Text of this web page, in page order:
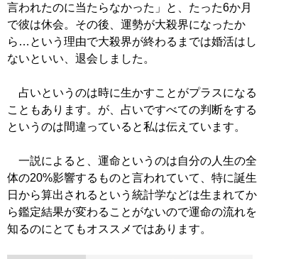
言われたのに当たらなかった」と、たった6か月
で彼は休会。その後、運勢が大殺界になったか
ら…という理由で大殺界が終わるまでは婚活はし
ないといい、退会しました。
占いというのは時に生かすことがプラスになる
こともあります。が、占いですべての判断をする
というのは間違っていると私は伝えています。
一説によると、運命というのは自分の人生の全
体の20%影響するものと言われていて、特に誕生
日から算出されるという統計学などは生まれてか
ら鑑定結果が変わることがないので運命の流れを
知るのにとてもオススメではあります。